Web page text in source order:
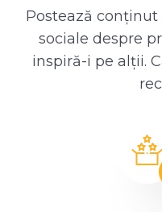
Postează
sociale despre
inspiră-i pe alții.